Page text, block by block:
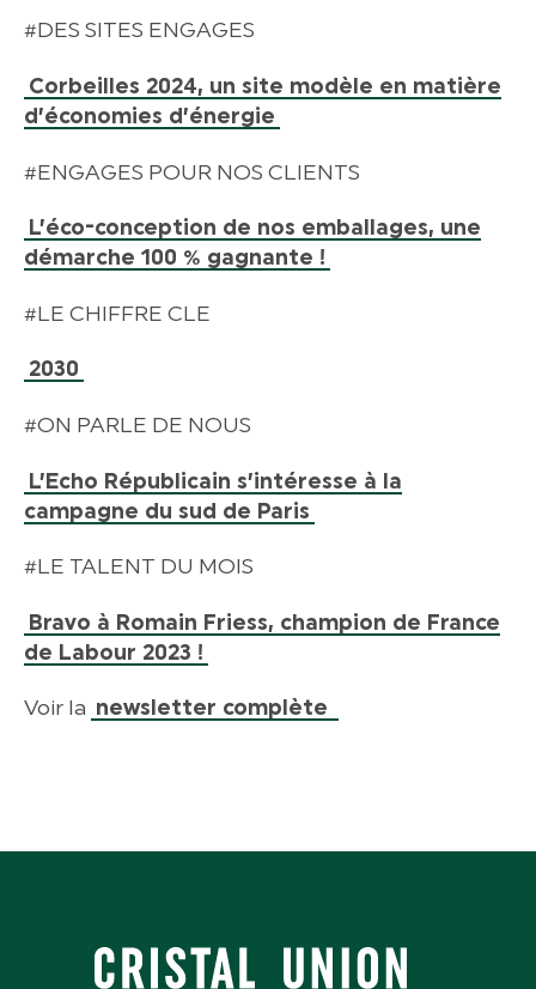
#DES SITES ENGAGES
Corbeilles 2024, un site modèle en matière
d’économies d’énergie
#ENGAGES POUR NOS CLIENTS
L’éco-conception de nos emballages, une
démarche 100 % gagnante !
#LE CHIFFRE CLE
2030
#ON PARLE DE NOUS
L’Echo Républicain s’intéresse à la
campagne du sud de Paris
#LE TALENT DU MOIS
Bravo à Romain Friess, champion de France
de Labour 2023 !
Voir la newsletter complète